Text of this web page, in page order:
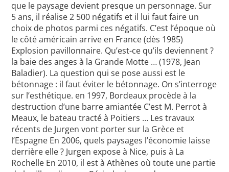
que le paysage devient presque un personnage. Sur
5 ans, il réalise 2 500 négatifs et il lui faut faire un
choix de photos parmi ces négatifs. C’est l’époque où
le côté américain arrive en France (dès 1985)
Explosion pavillonnaire. Qu’est-ce qu’ils deviennent ?
la baie des anges à la Grande Motte … (1978, Jean
Baladier). La question qui se pose aussi est le
bétonnage : il faut éviter le bétonnage. On s’interroge
sur l’esthétique. en 1997, Bordeaux procède à la
destruction d’une barre amiantée C’est M. Perrot à
Meaux, le bateau tracté à Poitiers … Les travaux
récents de Jurgen vont porter sur la Grèce et
l’Espagne En 2006, quels paysages l’économie laisse
derrière elle ? Jurgen expose à Nice, puis à La
Rochelle En 2010, il est à Athènes où toute une partie